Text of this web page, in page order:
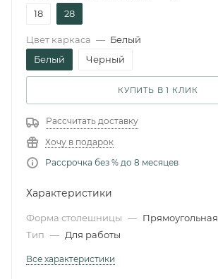
18
28
Цвет каркаса — Белый
Белый
Черный
КУПИТЬ В 1 КЛИК
Рассчитать доставку
Хочу в подарок
Рассрочка без % до 8 месяцев
Характеристики
Форма столешницы — Прямоугольная
Тип — Для работы
Все характеристики